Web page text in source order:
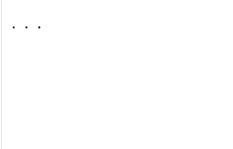
・・・